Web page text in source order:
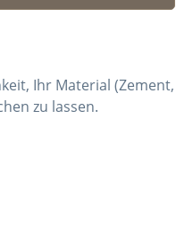
Ihr Material (Zement,
zu lassen.